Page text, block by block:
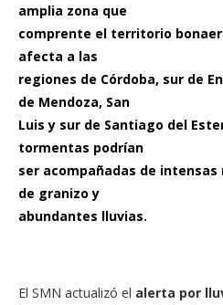
amplia zona que
comprente el territorio
afecta a las
regiones de Córdoba, sur de
de Mendoza, San
Luis y sur de Santiago del
tormentas podrían
ser acompañadas de
de granizo y
abundantes lluvias.
El SMN actualizó el alerta por